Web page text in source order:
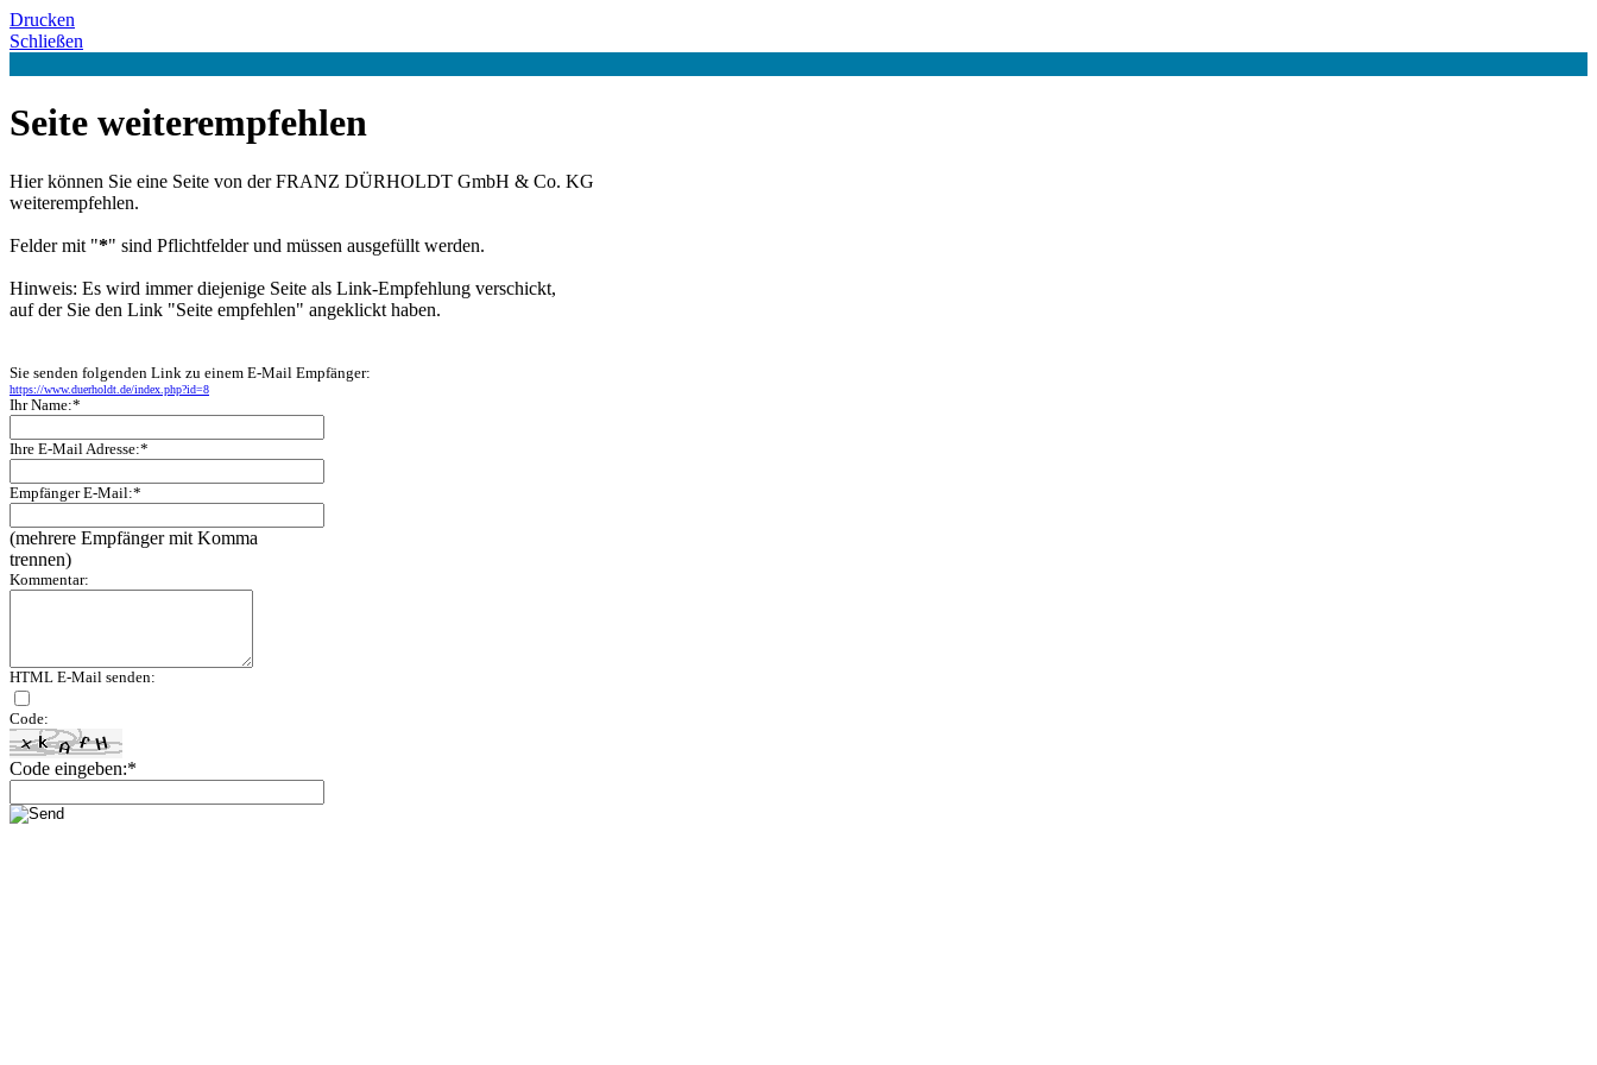
Drucken
Schließen
Seite weiterempfehlen
Hier können Sie eine Seite von der FRANZ DÜRHOLDT GmbH & Co. KG
weiterempfehlen.
Felder mit "*" sind Pflichtfelder und müssen ausgefüllt werden.
Hinweis: Es wird immer diejenige Seite als Link-Empfehlung verschickt,
auf der Sie den Link "Seite empfehlen" angeklickt haben.
Sie senden folgenden Link zu einem E-Mail Empfänger:
https://www.duerholdt.de/index.php?id=8
Ihr Name:*
Ihre E-Mail Adresse:*
Empfänger E-Mail:*
(mehrere Empfänger mit Komma
trennen)
Kommentar:
HTML E-Mail senden:
Code:
Code eingeben:*